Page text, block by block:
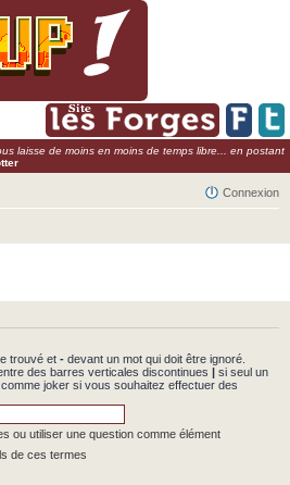
laisse de moins en moins de temps libre... en postant
Connexion
trouvé et - devant un mot qui doit être ignoré.
des barres verticales discontinues | si seul un
joker si vous souhaitez effectuer des
ou utiliser une question comme élément
de ces termes